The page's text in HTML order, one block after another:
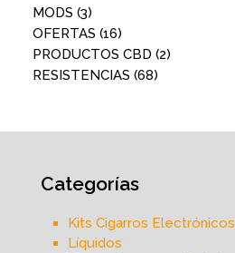
MODS (3)
OFERTAS (16)
PRODUCTOS CBD (2)
RESISTENCIAS (68)
Categorías
Kits Cigarros Electrónicos
Líquidos